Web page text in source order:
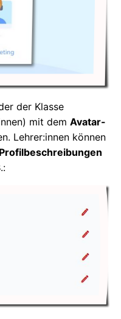
der Klasse
mit dem Avatar-
Lehrer:innen können
Profilbeschreibungen